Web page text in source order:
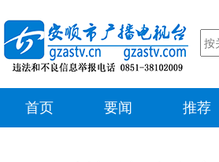
首页 要闻 推荐